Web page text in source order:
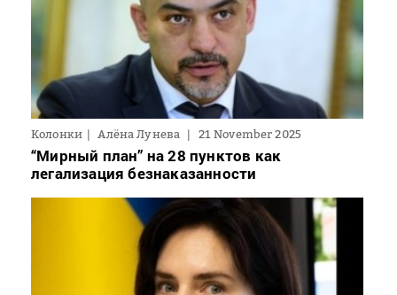
Колонки Алёна Лунева 21 November 2025
“Мирный план” на 28 пунктов как
легализация безнаказанности